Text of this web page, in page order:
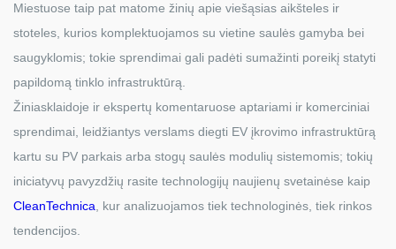
Miestuose taip pat matome žinių apie viešąsias aikšteles ir
stoteles, kurios komplektuojamos su vietine saulės gamyba bei
saugyklomis; tokie sprendimai gali padėti sumažinti poreikį statyti
papildomą tinklo infrastruktūrą.
Žiniasklaidoje ir ekspertų komentaruose aptariami ir komerciniai
sprendimai, leidžiantys verslams diegti EV įkrovimo infrastruktūrą
kartu su PV parkais arba stogų saulės modulių sistemomis; tokių
iniciatyvų pavyzdžių rasite technologijų naujienų svetainėse kaip
CleanTechnica , kur analizuojamos tiek technologinės, tiek rinkos
tendencijos.